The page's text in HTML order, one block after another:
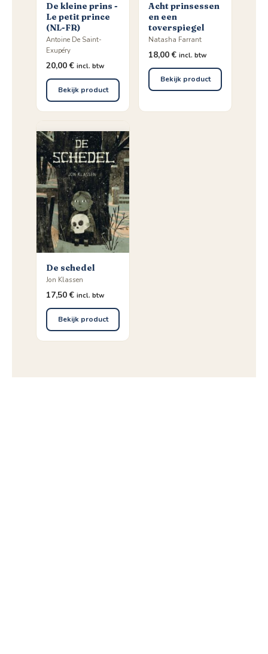
De kleine prins -
Le petit prince
(NL-FR)
Antoine De Saint-
Exupéry
20,00€ incl. btw
Bekijk product
Acht prinsessen
en een
toverspiegel
Natasha Farrant
18,00€ incl. btw
Bekijk product
De schedel
Jon Klassen
17,50€ incl. btw
Bekijk product